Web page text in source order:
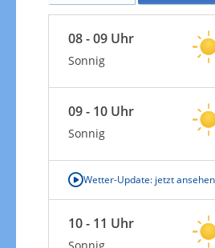
08 - 09 Uhr
Sonnig
09 - 10 Uhr
Sonnig
Wetter-Update: jetzt ansehen
10 - 11 Uhr